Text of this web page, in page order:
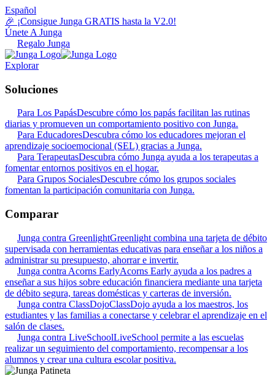
Español
🎉 ¡Consigue Junga GRATIS hasta la V2.0!
Únete A Junga
Regalo Junga
Explorar
Soluciones
Para Los PapásDescubre cómo los papás facilitan las rutinas
diarias y promueven un comportamiento positivo con Junga.
Para EducadoresDescubra cómo los educadores mejoran el
aprendizaje socioemocional (SEL) gracias a Junga.
Para TerapeutasDescubra cómo Junga ayuda a los terapeutas a
fomentar entornos positivos en el hogar.
Para Grupos SocialesDescubre cómo los grupos sociales
fomentan la participación comunitaria con Junga.
Comparar
Junga contra GreenlightGreenlight combina una tarjeta de débito
supervisada con herramientas educativas para enseñar a los niños a
administrar su presupuesto, ahorrar e invertir.
Junga contra Acorns EarlyAcorns Early ayuda a los padres a
enseñar a sus hijos sobre educación financiera mediante una tarjeta
de débito segura, tareas domésticas y carteras de inversión.
Junga contra ClassDojoClassDojo ayuda a los maestros, los
estudiantes y las familias a conectarse y celebrar el aprendizaje en el
salón de clases.
Junga contra LiveSchoolLiveSchool permite a las escuelas
realizar un seguimiento del comportamiento, recompensar a los
alumnos y crear una cultura escolar positiva.